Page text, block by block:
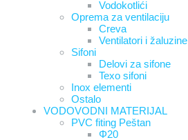
Vodokotlići
Oprema za ventilaciju
Creva
Ventilatori i žaluzine
Sifoni
Delovi za sifone
Texo sifoni
Inox elementi
Ostalo
VODOVODNI MATERIJAL
PVC fiting Peštan
Φ20